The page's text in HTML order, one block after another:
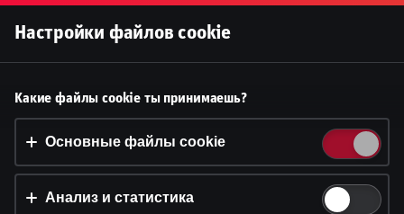
Принять файлы cookie?
На этом веб-сайте используются 3 различных типа
файлов cookie: основные, отслеживающие и
Принять всё
Настройки файлов cookie
Какие файлы cookie ты принимаешь?
Основные файлы cookie
Анализ и статистика